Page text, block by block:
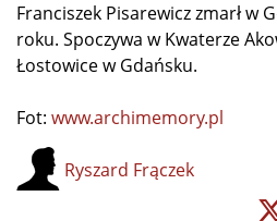
Franciszek Pisarewicz zmarł w
roku. Spoczywa w Kwaterze
Łostowice w Gdańsku.
Fot: www.archimemory.pl
Ryszard Frączek